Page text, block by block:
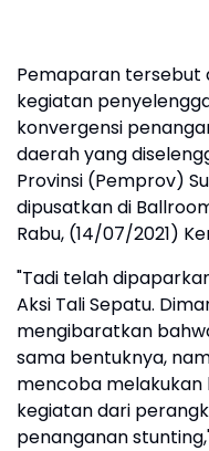
Pemaparan tersebut
kegiatan
konvergensi
daerah yang
Provinsi (Pemprov)
dipusatkan di
Rabu, (14/07/2021)
"Tadi telah
Aksi Tali Sepatu.
mengibaratkan
sama bentuknya,
mencoba
kegiatan dari
penanganan